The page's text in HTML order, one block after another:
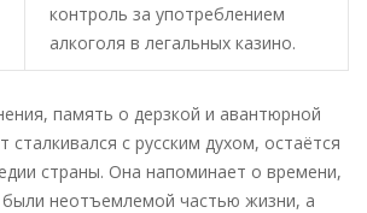
контроль за употреблением
алкоголя в легальных казино.
память о дерзкой и авантюрной
сталкивался с русским духом, остаётся
страны. Она напоминает о времени,
были неотъемлемой частью жизни, а